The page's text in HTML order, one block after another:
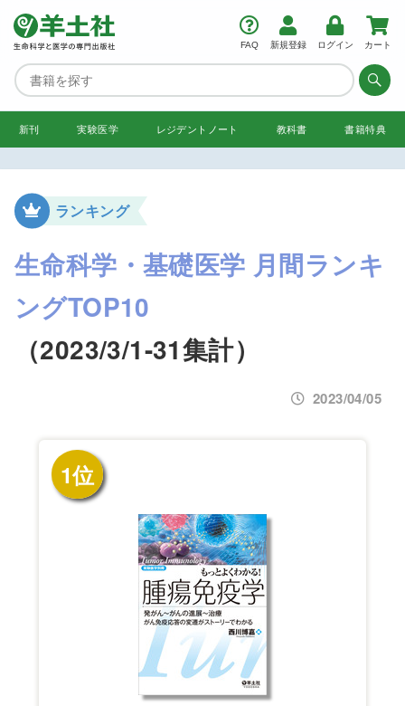
FAQ 新規登録 ログイン カート
新刊 実験医学 レジデント ノート 教科書 書籍特典
ランキング
生命科学・基礎医学 月間ランキ
ングTOP10
（2023/3/1-31集計）
2023/04/05
1位